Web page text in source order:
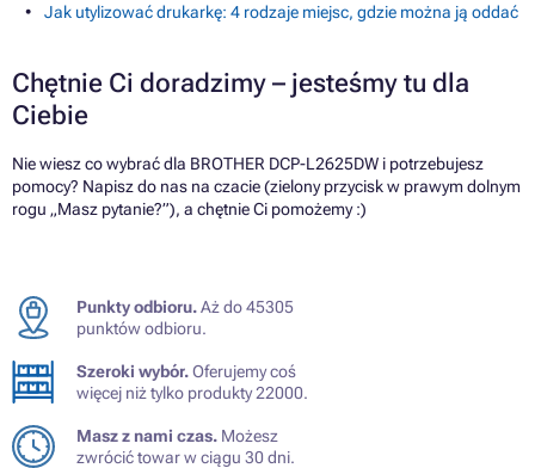
Jak utylizować drukarkę: 4 rodzaje miejsc, gdzie można ją oddać
Chętnie Ci doradzimy – jesteśmy tu dla
Ciebie
Nie wiesz co wybrać dla BROTHER DCP-L2625DW i potrzebujesz
pomocy? Napisz do nas na czacie (zielony przycisk w prawym dolnym
rogu „Masz pytanie?”), a chętnie Ci pomożemy :)
Punkty odbioru.Aż do 45305
punktów odbioru.
Szeroki wybór.Oferujemy coś
więcej niż tylko produkty 22000.
Masz z nami czas. Możesz
zwrócić towar w ciągu 30 dni.